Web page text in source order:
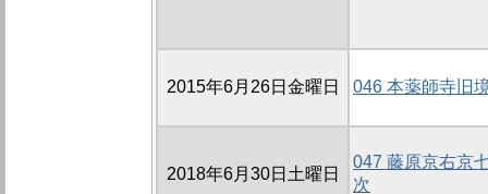
2015年6月26日金曜日 046 本薬師寺旧
2018年6月30日土曜日
047 藤原京右京
次